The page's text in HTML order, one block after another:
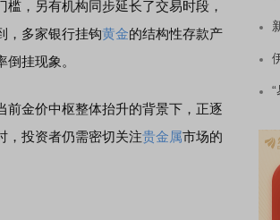
，另有机构同步延长了交易时段，
，多家银行挂钩黄金的结构性存款产
挂现象。
金价中枢整体抬升的背景下，正逐
，投资者仍需密切关注贵金属市场的